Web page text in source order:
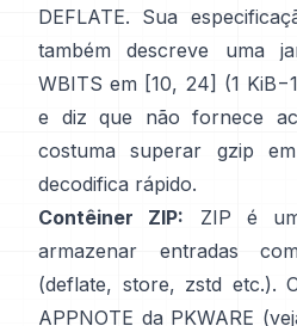
DEFLATE. Sua
também descreve uma
WBITS em [10, 24] (1
e diz que
não fornece
costuma superar gzip
decodifica rápido.
Contêiner ZIP: ZIP é
armazenar entradas
(deflate, store, zstd etc.).
APPNOTE da PKWARE